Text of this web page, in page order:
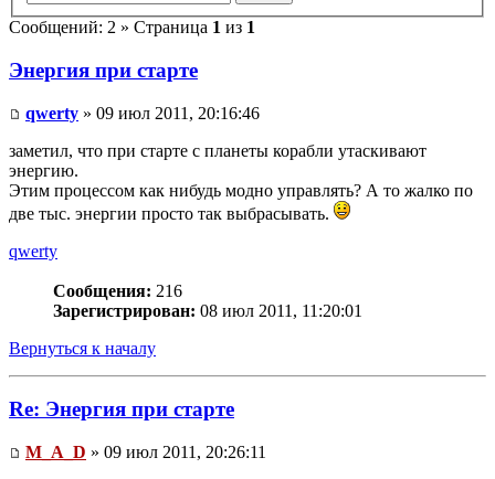
Сообщений: 2 » Страница 1 из 1
Энергия при старте
qwerty » 09 июл 2011, 20:16:46
заметил, что при старте с планеты корабли утаскивают
энергию.
Этим процессом как нибудь модно управлять? А то жалко по
две тыс. энергии просто так выбрасывать.
qwerty
Сообщения: 216
Зарегистрирован: 08 июл 2011, 11:20:01
Вернуться к началу
Re: Энергия при старте
M_A_D » 09 июл 2011, 20:26:11